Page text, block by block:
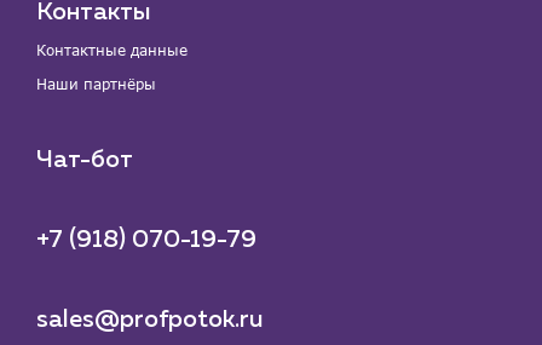
Контакты
Контактные данные
Наши партнёры
Чат-бот
+7 (918) 070-19-79
sales@profpotok.ru